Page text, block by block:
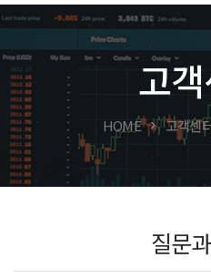
고
HOME 고객센
질문